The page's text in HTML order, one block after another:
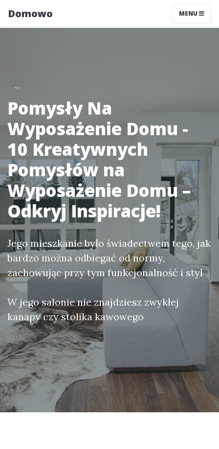
Domowo MENU
Pomysły Na
Wyposażenie Domu -
10 Kreatywnych
Pomysłów na
Wyposażenie Domu –
Odkryj Inspiracje!
Jego mieszkanie było świadectwem tego, jak
bardzo można odbiegać od normy,
zachowując przy tym funkcjonalność i styl
W jego salonie nie znajdziesz zwykłej
kanapy czy stolika kawowego